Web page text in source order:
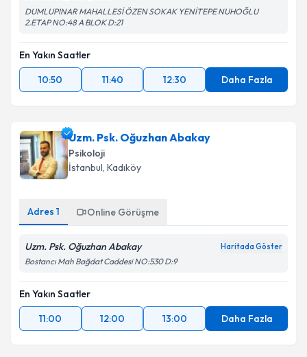
DUMLUPINAR MAHALLESİ ÖZEN SOKAK YENİTEPE NUHOĞLU
2.ETAP NO:48 A BLOK D:21
En Yakın Saatler
10:50
11:40 12:30 Daha Fazla
Uzm. Psk. Oğuzhan Abakay
Psikoloji
İstanbul, Kadıköy
Adres 1 Online Görüşme
Uzm. Psk. Oğuzhan Abakay Haritada Göster
Bostancı Mah Bağdat Caddesi NO:530 D:9
En Yakın Saatler
11:00
12:00 13:00 Daha Fazla